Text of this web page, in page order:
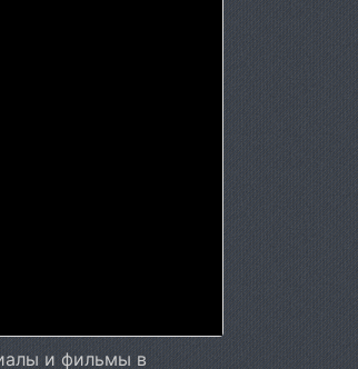
27 ноября 2019
27 ноября 2019
27 ноября 2019
27 ноября 2019
27 ноября 2019
27 ноября 2019
27 ноября 2019
27 ноября 2019
Love Me With My 27 ноября 2018
и фильмы в